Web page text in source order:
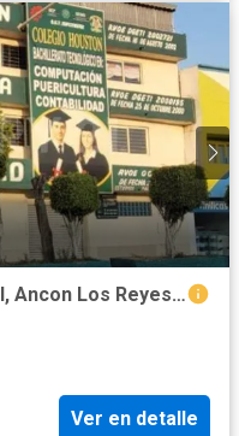
Se renta inmueble en Mixcoatl, Ancon Los Reyes, La Paz, Edo. de Mexico
Ver en detalle